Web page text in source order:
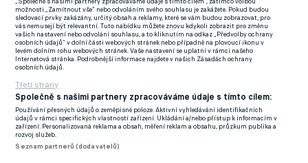
Poslední Brabcovy sezony.
Možná ta chvíle přichází nyní. Aris vede řeckou ligu, Brabec
patří mezi opory a v dosavadních devíti utkáních nechyběl na
hřišti ani minutu. "Hrajeme o špici tabulky, na což jsme úplně
možnosti „Zamítnout vše“ nebo odvoláním svého souhlasu je zakážete. Pokud budou
sledovací prvky zakázány, určitý obsah a reklamy, které se vám budou zobrazovat, pro
vás nemusejí být relevantní. Tuto nabídku můžete znovu kdykoli zobrazit pro změnu
vašich nastavení nebo odvolání souhlasu, a to kliknutím na odkaz „Předvolby ochrany
osobních údajů“ v dolní části webových stránek nebo případně na plovoucí ikonu v
levém dolním rohu webových stránek. Vaše nastavení se uplatní v rámci našeho
Internetová stránka. Podrobnější informace najdete v našich Zásadách ochrany
osobních údajů.
Třetí strany
Společně s našimi partnery zpracováváme údaje s tímto cílem:
Používání přesných údajů o zeměpisné poloze. Aktivní vyhledávání identifikačních
údajů v rámci specifických vlastností zařízení. Ukládání a/nebo přístup k informacím v
zařízení. Personalizovaná reklama a obsah, měření reklam a obsahu, průzkum publika a
rozvoj služeb.
Seznam partnerů (dodavatelů)